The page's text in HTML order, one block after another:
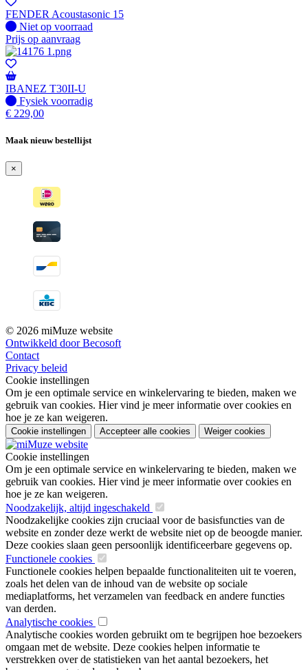
FENDER Acoustasonic 15
Fysiek voorradig
Niet op voorraad
Prijs op aanvraag
IBANEZ T30II-U
Fysiek voorradig
Fysiek voorradig
€ 229,00
Maak nieuw bestellijst
×
© 2026 miMuze website
Ontwikkeld door Becosoft
Contact
Privacy beleid
Cookie instellingen
Om je een optimale service en winkelervaring te bieden, maken we
gebruik van cookies. Hier vind je meer informatie over cookies en
hoe je ze kan weigeren.
Cookie instellingen Accepteer alle cookies Weiger cookies
Cookie instellingen
Om je een optimale service en winkelervaring te bieden, maken we
gebruik van cookies. Hier vind je meer informatie over cookies en
hoe je ze kan weigeren.
Noodzakelijk, altijd ingeschakeld
Noodzakelijke cookies zijn cruciaal voor de basisfuncties van de
website en zonder deze werkt de website niet op de beoogde manier.
Deze cookies slaan geen persoonlijk identificeerbare gegevens op.
Functionele cookies
Functionele cookies helpen bepaalde functionaliteiten uit te voeren,
zoals het delen van de inhoud van de website op sociale
mediaplatforms, het verzamelen van feedback en andere functies
van derden.
Analytische cookies
Analytische cookies worden gebruikt om te begrijpen hoe bezoekers
omgaan met de website. Deze cookies helpen informatie te
verstrekken over de statistieken van het aantal bezoekers, het